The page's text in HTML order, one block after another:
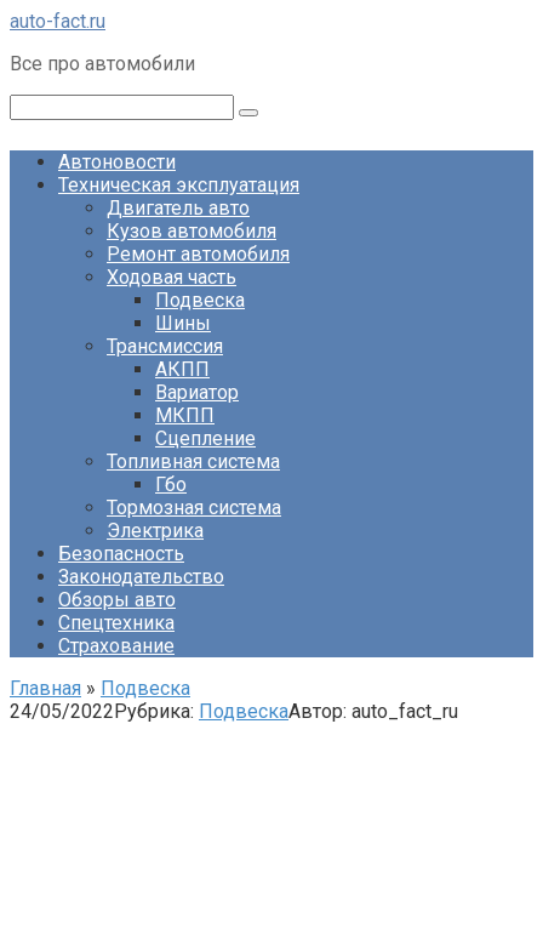
Перейти
контенту
auto-fact.ru
Все про автомобили
Автоновости
Техническая эксплуатация
Двигатель авто
Кузов автомобиля
Ремонт автомобиля
Ходовая часть
Подвеска
Шины
Трансмиссия
АКПП
Вариатор
МКПП
Сцепление
Топливная система
Гбо
Тормозная система
Электрика
Безопасность
Законодательство
Обзоры авто
Спецтехника
Страхование
Главная » Подвеска
24/05/2022Рубрика: ПодвескаАвтор: auto_fact_ru